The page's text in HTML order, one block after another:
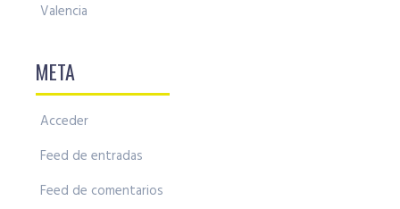
Valencia
META
Acceder
Feed de entradas
Feed de comentarios